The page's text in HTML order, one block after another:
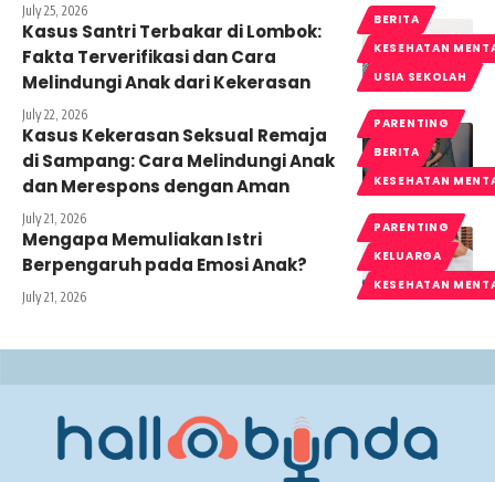
July 25, 2026
BERITA
KESEHATAN
USIA SEKOLAH
Kasus Santri Terbakar di Lombok:
Fakta Terverifikasi dan Cara
Melindungi Anak dari Kekerasan
July 22, 2026
PARENTING
BERITA
KESEHATAN
Kasus Kekerasan Seksual Remaja
di Sampang: Cara Melindungi Anak
dan Merespons dengan Aman
July 21, 2026
PARENTING
KELUARGA
KESEHATAN
Mengapa Memuliakan Istri
Berpengaruh pada Emosi Anak?
July 21, 2026